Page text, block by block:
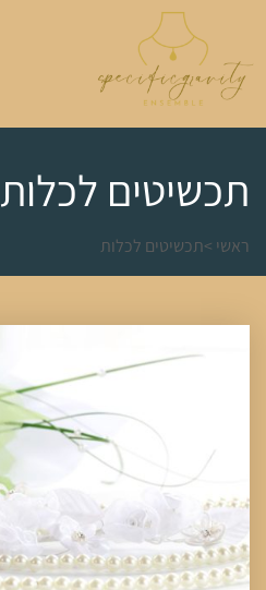
תכשיטים לכלות
ראשי >תכשיטים לכלות